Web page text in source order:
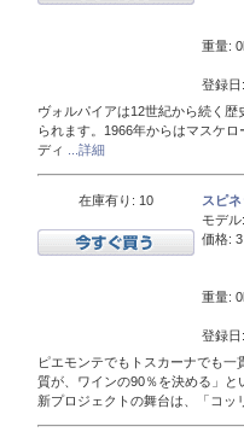
重量:
登録
ヴォルパイアは12世紀から続く
られます。1966年からはマスケ
ディ
...詳細
在庫有り: 10
スピ
モデル:
価格:
重量:
登録
ピエモンテでもトスカーナでも
質が、ワインの90％を決める」
新プロジェクトの舞台は、「コ